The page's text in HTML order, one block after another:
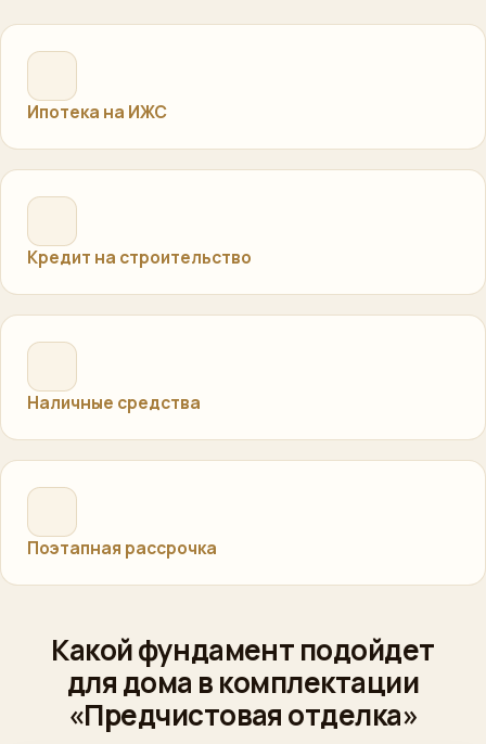
Ипотека на ИЖС
Кредит на строительство
Наличные средства
Поэтапная рассрочка
Какой фундамент подойдет
для дома в комплектации
«Предчистовая отделка»